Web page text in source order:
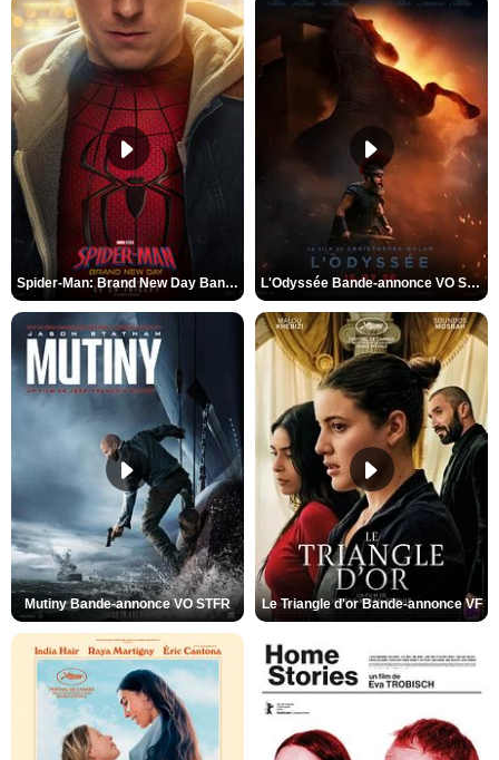
Spider-Man: Brand New Day Bande-annonce VO STFR L'Odyssée Bande-annonce VO STFR
Mutiny Bande-annonce VO STFR Le Triangle d'or Bande-annonce VF